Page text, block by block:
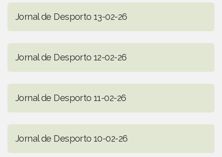
Jornal de Desporto 13-02-26
Jornal de Desporto 12-02-26
Jornal de Desporto 11-02-26
Jornal de Desporto 10-02-26